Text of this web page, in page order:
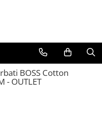
BOSS Cotton
- OUTLET